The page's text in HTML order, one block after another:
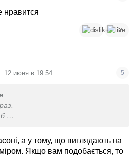
нравится
5 2
12 июня в 19:54 5
а у тому, що виглядають на
Якщо вам подобається, то